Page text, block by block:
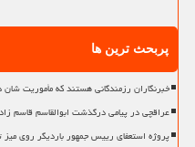
پربحث ترین ها
خبرنگاران رزمندگانی هستند که مأموریت
عراقچی در پیامی درگذشت ابوالقاسم قاسم
پروژه استعفای رییس جمهور باردیگر روی میز